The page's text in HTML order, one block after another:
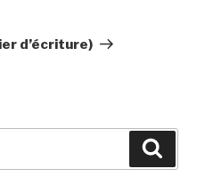
d’écriture)